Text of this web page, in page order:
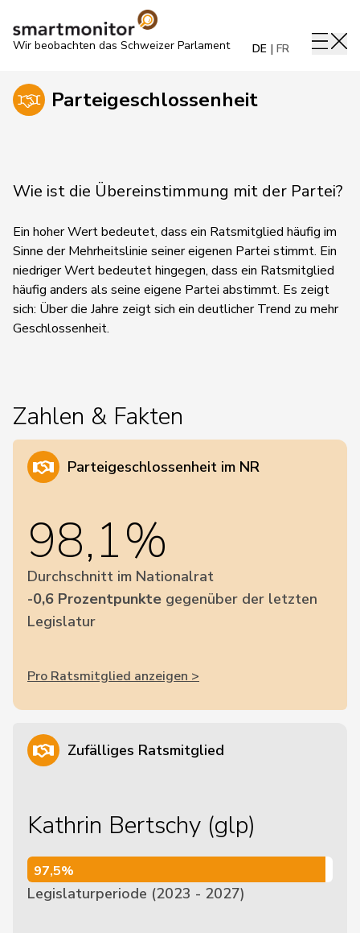
Wir beobachten das Schweizer Parlament DE FR
Parteigeschlossenheit
Wie ist die Übereinstimmung mit der Partei?
Ein hoher Wert bedeutet, dass ein Ratsmitglied häufig im
Sinne der Mehrheitslinie seiner eigenen Partei stimmt. Ein
niedriger Wert bedeutet hingegen, dass ein Ratsmitglied
häufig anders als seine eigene Partei abstimmt. Es zeigt
sich: Über die Jahre zeigt sich ein deutlicher Trend zu mehr
Geschlossenheit.
Zahlen & Fakten
Parteigeschlossenheit im NR
98,1%
Durchschnitt im Nationalrat
-0,6 Prozentpunkte gegenüber der letzten
Legislatur
Pro Ratsmitglied anzeigen >
Zufälliges Ratsmitglied
Kathrin Bertschy (glp)
97,5%
97,5%
Legislaturperiode (2023 - 2027)